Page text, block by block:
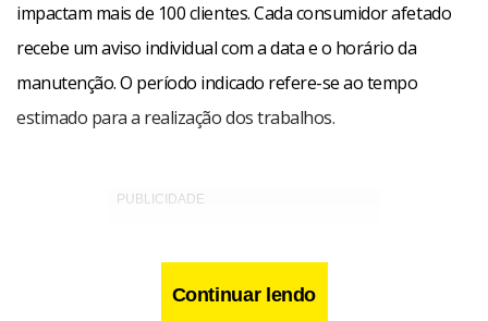
impactam mais de 100 clientes. Cada consumidor afetado
recebe um aviso individual com a data e o horário da
manutenção. O período indicado refere-se ao tempo
estimado para a realização dos trabalhos.
Continuar lendo